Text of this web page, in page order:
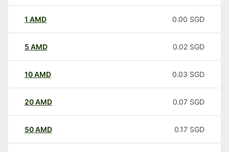
1 AMD 0.00 SGD
5 AMD 0.02 SGD
10AMD 0.03 SGD
20AMD 0.07 SGD
50AMD 0.17 SGD